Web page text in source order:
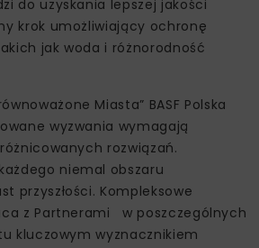
do uzyskania lepszej jakości
krok umożliwiający ochronę
jak woda i różnorodność
Miasta” BASF Polska
wyzwania wymagają
rozwiązań.
niemal obszaru
przyszłości. Kompleksowe
z Partnerami w poszczególnych
kluczowym wyznacznikiem